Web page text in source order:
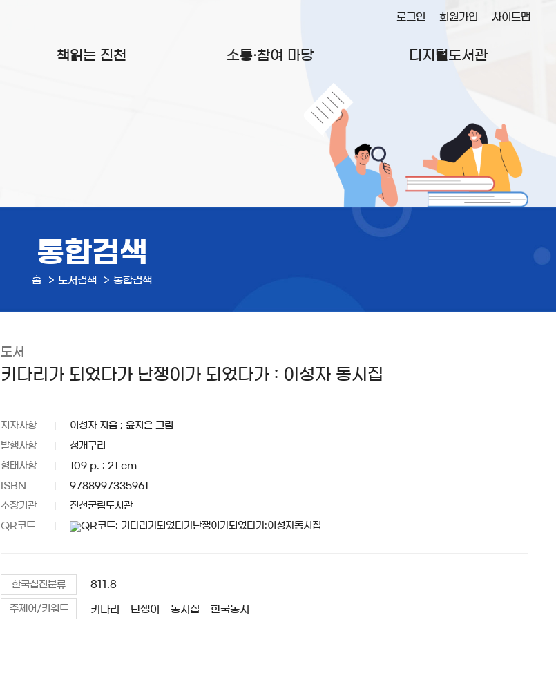
책읽는 진천 소통·참여 마당 디지털도서관
로그인 회원가입 사이트맵
통합검색
홈 도서검색 통합검색
도서
키다리가 되었다가 난쟁이가 되었다가 : 이성자 동시집
저자사항 이성자 지음 ; 윤지은 그림
발행사항 청개구리
형태사항 109 p. : 21 cm
ISBN 9788997335961
소장기관 진천군립도서관
QR코드
한국십진분류 811.8
주제어/키워드 키다리 난쟁이 동시집 한국동시